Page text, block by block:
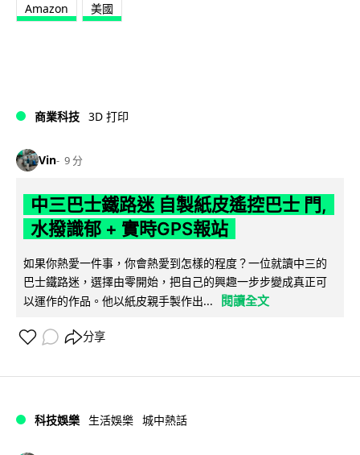
Amazon 美國
商業科技 3D 打印
Vin 9 分
中三巴士鐵路迷 自製紙皮遙控巴士 門,
水撥識郁 + 實時GPS報站
如果你熱愛一件事，你會熱愛到怎樣的程度？一位就讀中三的
巴士鐵路迷，選擇由零開始，把自己的興趣一步步變成真正可
以運作的作品。他以紙皮親手製作出...
閱讀全文
分享
科技娛樂 生活娛樂 城中熱話